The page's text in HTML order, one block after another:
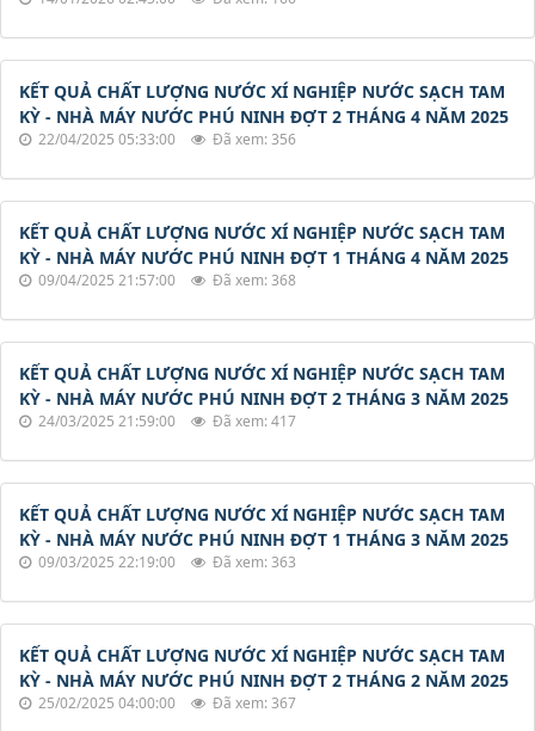
KẾT QUẢ CHẤT LƯỢNG NƯỚC XÍ NGHIỆP NƯỚC SẠCH TAM
KỲ - NHÀ MÁY NƯỚC PHÚ NINH ĐỢT 2 THÁNG 4 NĂM 2025
22/04/2025 05:33:00 Đã xem: 356
KẾT QUẢ CHẤT LƯỢNG NƯỚC XÍ NGHIỆP NƯỚC SẠCH TAM
KỲ - NHÀ MÁY NƯỚC PHÚ NINH ĐỢT 1 THÁNG 4 NĂM 2025
09/04/2025 21:57:00 Đã xem: 368
KẾT QUẢ CHẤT LƯỢNG NƯỚC XÍ NGHIỆP NƯỚC SẠCH TAM
KỲ - NHÀ MÁY NƯỚC PHÚ NINH ĐỢT 2 THÁNG 3 NĂM 2025
24/03/2025 21:59:00 Đã xem: 417
KẾT QUẢ CHẤT LƯỢNG NƯỚC XÍ NGHIỆP NƯỚC SẠCH TAM
KỲ - NHÀ MÁY NƯỚC PHÚ NINH ĐỢT 1 THÁNG 3 NĂM 2025
09/03/2025 22:19:00 Đã xem: 363
KẾT QUẢ CHẤT LƯỢNG NƯỚC XÍ NGHIỆP NƯỚC SẠCH TAM
KỲ - NHÀ MÁY NƯỚC PHÚ NINH ĐỢT 2 THÁNG 2 NĂM 2025
25/02/2025 04:00:00 Đã xem: 367